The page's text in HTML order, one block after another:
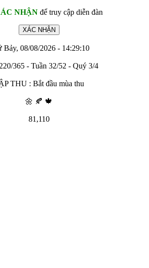
NHẬNđể truy cập diễn đàn
Bảy, 08/08/2026 - 14:29:10
365 - Tuần 32/52 - Quý 3/4
THU : Bắt đầu mùa thu
🌼 🍂 🍁
81,110